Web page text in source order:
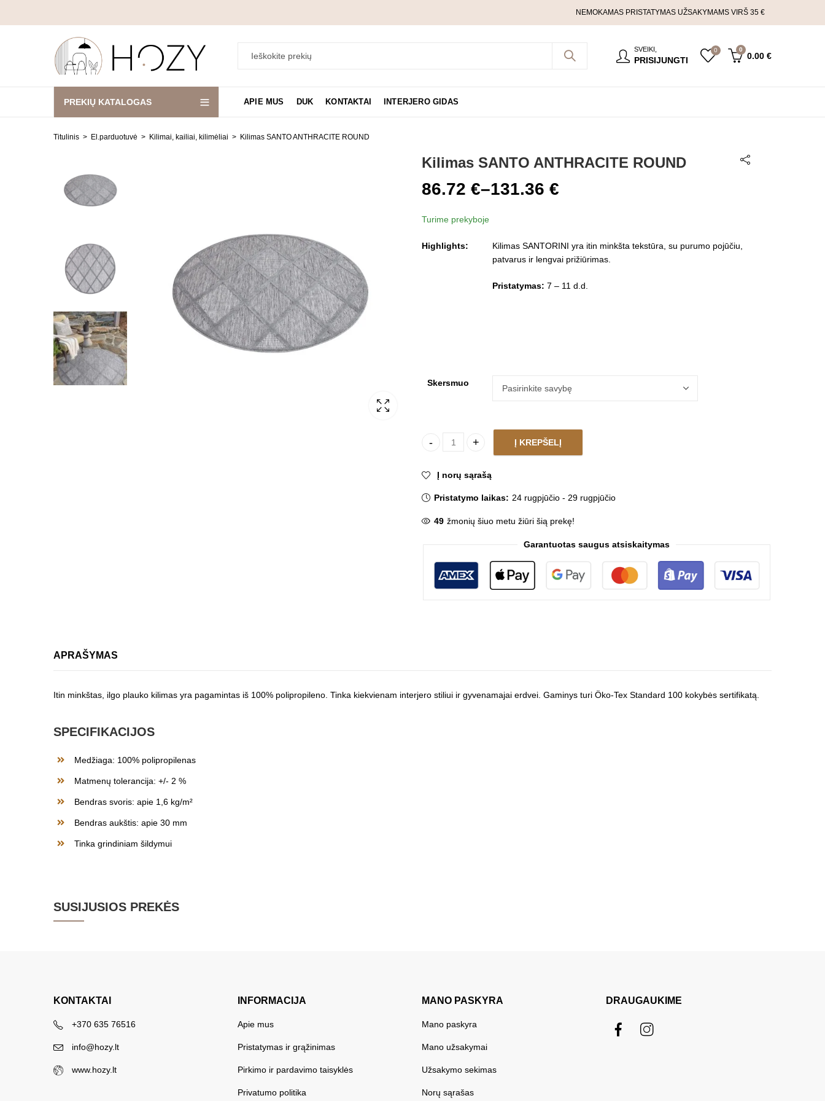
NEMOKAMAS PRISTATYMAS UŽSAKYMAMS VIRŠ 35 €
SVEIKI,
PRISIJUNGTI
0 0
0.00 €
PREKIŲ KATALOGAS APIE MUS DUK KONTAKTAI INTERJERO GIDAS
Titulinis El.parduotuvė Kilimai, kailiai, kilimėliai Kilimas SANTO ANTHRACITE ROUND
Kilimas SANTO ANTHRACITE ROUND
86.72 €–131.36 €
Price
range:
86.72 €
Turime prekyboje
Highlights:
Kilimas SANTORINI yra itin minkšta tekstūra, su purumo pojūčiu,
patvarus ir lengvai prižiūrimas.
Pristatymas: 7 – 11 d.d.
Skersmuo
Kilimas SANTO ANTHRACITE ROUND quantity
Į KREPŠELĮ
Į norų sąrašą
Pristatymo laikas: 24 rugpjūčio - 29 rugpjūčio
49 žmonių šiuo metu žiūri šią prekę!
Garantuotas saugus atsiskaitymas
APRAŠYMAS
Itin minkštas, ilgo plauko kilimas yra pagamintas iš 100% polipropileno. Tinka kiekvienam interjero stiliui ir gyvenamajai erdvei. Gaminys turi Öko-Tex Standard 100 kokybės sertifikatą.
SPECIFIKACIJOS
Medžiaga: 100% polipropilenas
Matmenų tolerancija: +/- 2 %
Bendras svoris: apie 1,6 kg/m²
Bendras aukštis: apie 30 mm
Tinka grindiniam šildymui
SUSIJUSIOS PREKĖS
KONTAKTAI
+370 635 76516
info@hozy.lt
www.hozy.lt
INFORMACIJA
Apie mus
Pristatymas ir grąžinimas
Pirkimo ir pardavimo taisyklės
Privatumo politika
MANO PASKYRA
Mano paskyra
Mano užsakymai
Užsakymo sekimas
Norų sąrašas
DRAUGAUKIME